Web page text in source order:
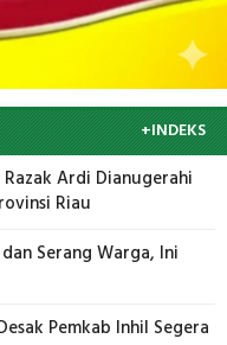
+INDEKS
Ardi Dianugerahi
Riau
Serang Warga, Ini
Pemkab Inhil Segera